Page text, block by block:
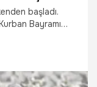
başladı.
Bayramı
açıkladı. Yer